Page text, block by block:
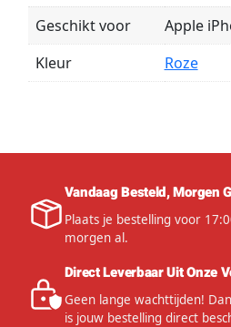
Geschikt voor
Apple
Kleur
Roze
Vandaag Besteld, Morgen
Plaats je bestelling voor
morgen al.
Direct Leverbaar Uit Onze
Geen lange wachttijden!
is jouw bestelling direct